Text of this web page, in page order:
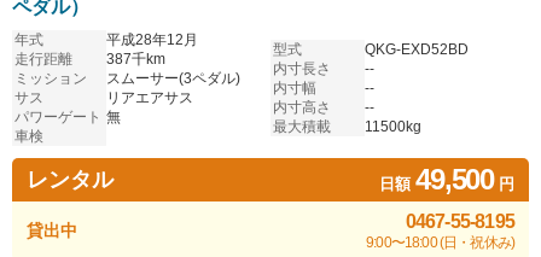
ペダル）
年式
平成28年12月
走行距離
387千km
ミッション
スムーサー(3ペダル)
サス
リアエアサス
パワーゲート 無
車検
型式
QKG-EXD52BD
内寸長さ
--
内寸幅
--
内寸高さ
--
最大積載
11500kg
レンタル 日額49,500円
貸出中 0467-55-8195
9:00〜18:00 (日・祝休み)